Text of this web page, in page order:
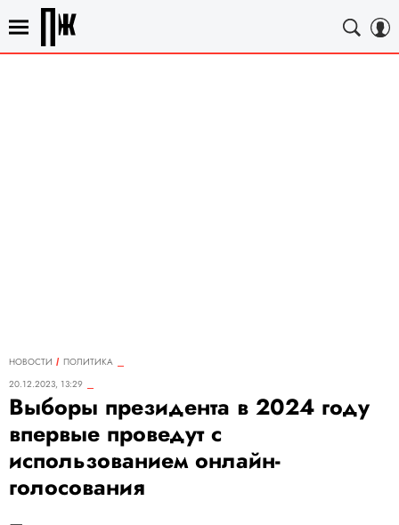
НОВОСТИ
ПОЛИТИКА
20.12.2023, 13:29
Выборы президента в 2024 году
впервые проведут с
использованием онлайн-
голосования